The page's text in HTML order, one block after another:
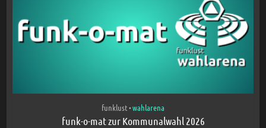
funklust•wahlarena
funk-o-mat zur Kommunalwahl 2026